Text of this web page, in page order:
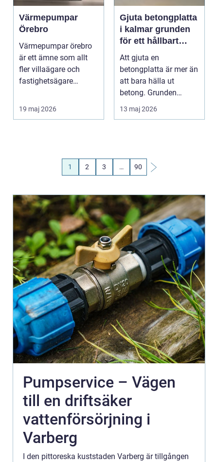
Värmepumpar
Örebro
Värmepumpar örebro
är ett ämne som allt
fler villaägare och
fastighetsägare
...
19 maj 2026
Gjuta betongplatta
i kalmar grunden
för ett hållbart
bygge
Att gjuta en
betongplatta är mer än
att bara hälla ut
betong. Grunden
påverkar hur hela
huset eller ...
13 maj 2026
1 2 3 … 90
Pumpservice – Vägen
till en driftsäker
vattenförsörjning i
Varberg
I den pittoreska kuststaden Varberg är tillgången